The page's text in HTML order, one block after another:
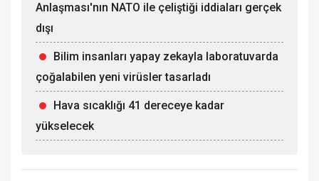
Anlaşması'nın NATO ile çeliştiği iddiaları gerçek
dışı
Bilim insanları yapay zekayla laboratuvarda
çoğalabilen yeni virüsler tasarladı
Hava sıcaklığı 41 dereceye kadar
yükselecek